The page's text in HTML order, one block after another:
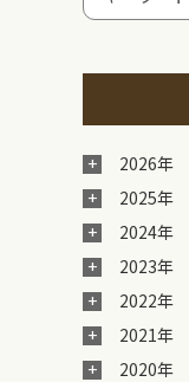
2026年
2025年
2024年
2023年
2022年
2021年
2020年